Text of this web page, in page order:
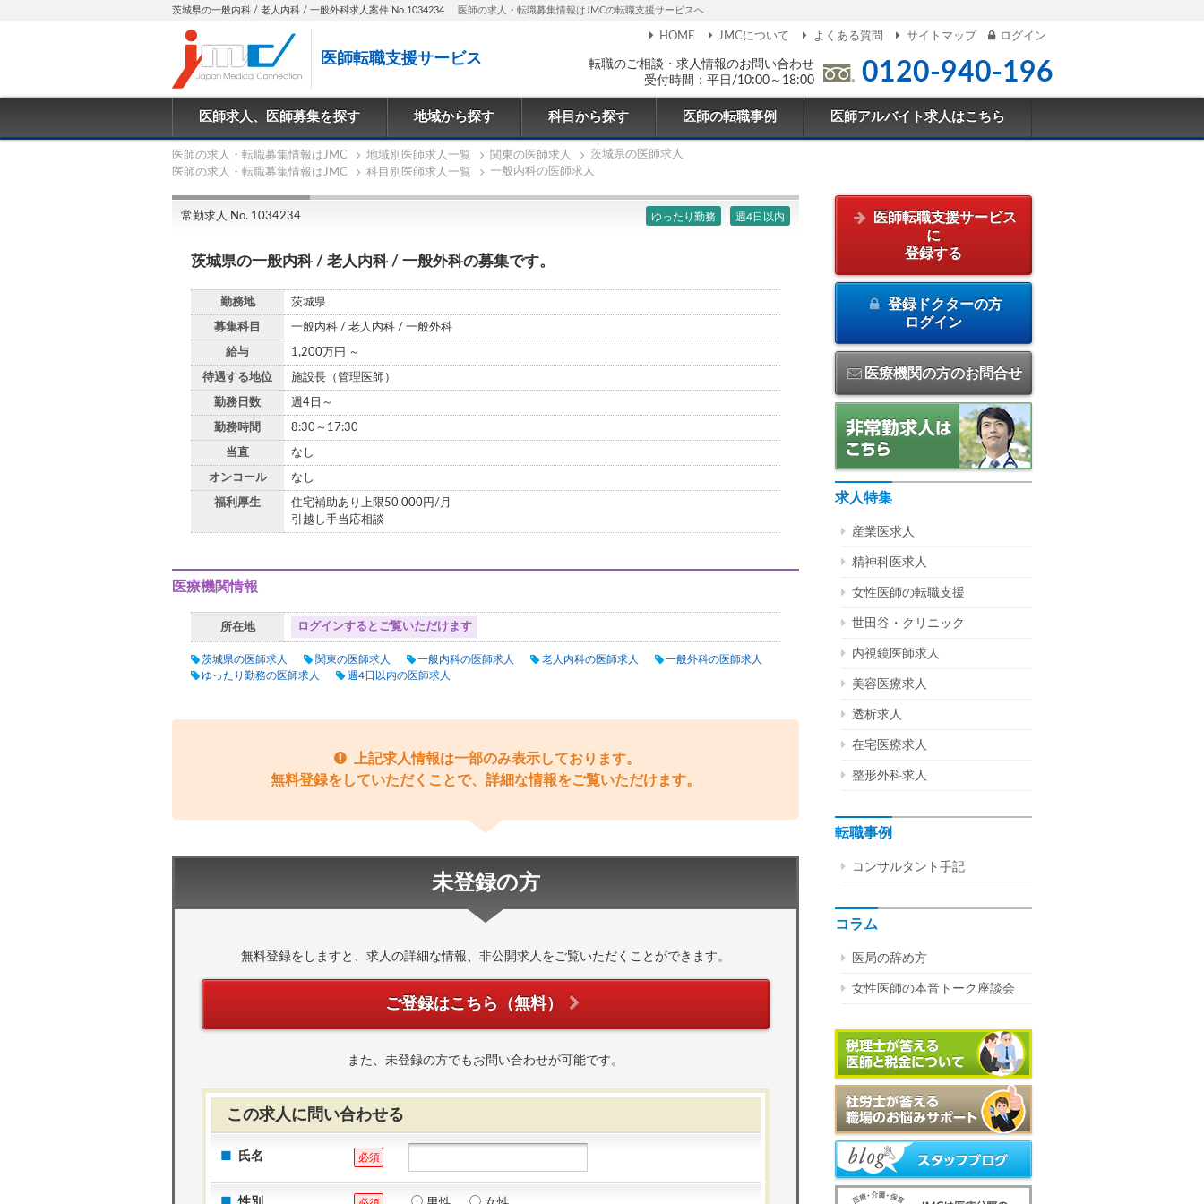
茨城県の一般内科 / 老人内科 / 一般外科求人案件 No.1034234 医師の求人・転職募集情報はJMCの転職支援サービスへ
医師転職支援サービス
転職のご相談・求人情報のお問い合わせ
受付時間：平日/10:00～18:00
0120-940-196
HOME JMCについて よくある質問 サイトマップ ログイン
医師求人、医師募集を探す 地域から探す 科目から探す 医師の転職事例 医師アルバイト求人はこちら
医師の求人・転職募集情報はJMC 地域別医師求人一覧 関東の医師求人
茨城県の医師求人
医師の求人・転職募集情報はJMC
科目別医師求人一覧 一般内科の医師求人
常勤求人 No. 1034234 ゆったり勤務 週4日以内
茨城県の一般内科 / 老人内科 / 一般外科の募集です。
勤務地 茨城県
募集科目 一般内科 / 老人内科 / 一般外科
給与 1,200万円 ～
待遇する地位 施設長（管理医師）
勤務日数 週4日～
勤務時間 8:30～17:30
当直 なし
オンコール なし
福利厚生
住宅補助あり上限50,000円/月
引越し手当応相談
医療機関情報
所在地 ログインするとご覧いただけます
茨城県の医師求人 関東の医師求人 一般内科の医師求人 老人内科の医師求人
一般外科の医師求人
ゆったり勤務の医師求人
週4日以内の医師求人
上記求人情報は一部のみ表示しております。
無料登録をしていただくことで、詳細な情報をご覧いただけます。
未登録の方
無料登録をしますと、求人の詳細な情報、非公開求人をご覧いただくことができます。
ご登録はこちら（無料）
また、未登録の方でもお問い合わせが可能です。
この求人に問い合わせる
氏名 必須
医師転職支援サービス
に
登録する
登録ドクターの方
ログイン
医療機関の方のお問合せ
求人特集
産業医求人
精神科医求人
女性医師の転職支援
世田谷・クリニック
内視鏡医師求人
美容医療求人
透析求人
在宅医療求人
整形外科求人
転職事例
コンサルタント手記
コラム
医局の辞め方
女性医師の本音トーク座談会